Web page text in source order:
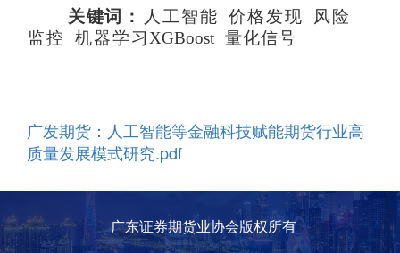
关键词： 人工智能 价格发现
风险
监控
机器学习XGBoost 量化信号
广发期货：人工智能等金融科技赋能期货行业高
质量发展模式研究.pdf
广东证券期货业协会版权所有